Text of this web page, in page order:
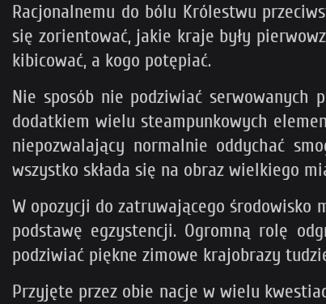
Racjonalnemu do bólu Królestwu
się zorientować, jakie kraje były
kibicować, a kogo potępiać.
Nie sposób nie podziwiać serwowanych
dodatkiem wielu steampunkowych
niepozwalający normalnie oddychać
wszystko składa się na obraz wielkiego
W opozycji do zatruwającego środowisko
podstawę egzystencji. Ogromną rolę
podziwiać piękne zimowe krajobrazy
Przyjęte przez obie nacje w wielu